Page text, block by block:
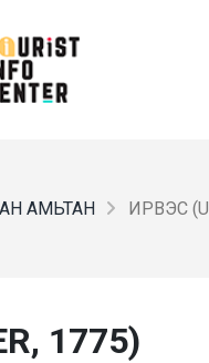
АМЬТАН ИРВЭС
1775)